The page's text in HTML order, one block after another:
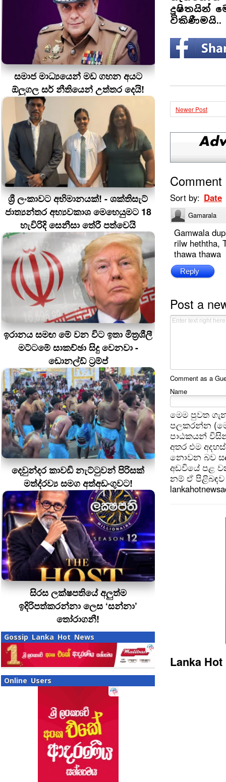
සමාජ මාධ්‍යයෙන් මඩ ගහන අයට
ඕලුගල සර් නීතියෙන් උත්තර දෙයි!
ශ්‍රී ලංකාවට අභිමානයක්! - ශක්තිසැට්
ජාත්‍යන්තර අභ්‍යවකාශ මෙහෙයුමට 18
හැවිරිදි සෙනීසා තේරී පත්වෙයි
ඉරානය සමඟ මේ වන විට ඉතා මිත්‍රශීලී
මට්ටමේ සාකච්ඡා සිදු වෙනවා -
ඩොනල්ඩ් ට්‍රම්ප්
දෙවුන්දර කාවඩි නැට්ටුවන් පිරිසක්
මත්ද‍්‍රව්‍ය සමග අත්අඩංගුවට!
සිරස ලක්ෂපතියේ අලුත්ම
ඉදිරිපත්කරන්නා ලෙස ‘සන්නා’
තෝරාගනී!
Gossip Lanka Hot News
Online Users
දූෂිතයින්
විකිණීමයි..
Newer Post
Comment
Sort by: Date
Gamarala
Gamwala
rilw heththa,
thawa thawa
Reply
Post a
Comment as a
Name
මෙම පුවත
පලකරන්න
පාඨකයන්
අතර එම
නොවන බව
අඩවියේ පළ
නම් ඒ පිළිබඳව
Lanka